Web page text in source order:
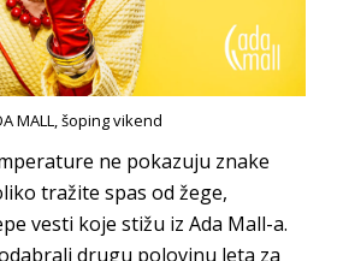
MALL, šoping vikend
ne pokazuju znake
tražite spas od žege,
vesti koje stižu iz Ada Mall-a.
drugu polovinu leta za